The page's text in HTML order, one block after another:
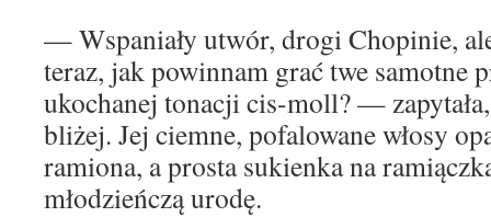
— Wspaniały utwór, drogi Chopinie,
teraz, jak powinnam grać twe samotne
ukochanej tonacji cis-moll? —
bliżej. Jej ciemne, pofalowane włosy
ramiona, a prosta sukienka na
młodzieńczą urodę.